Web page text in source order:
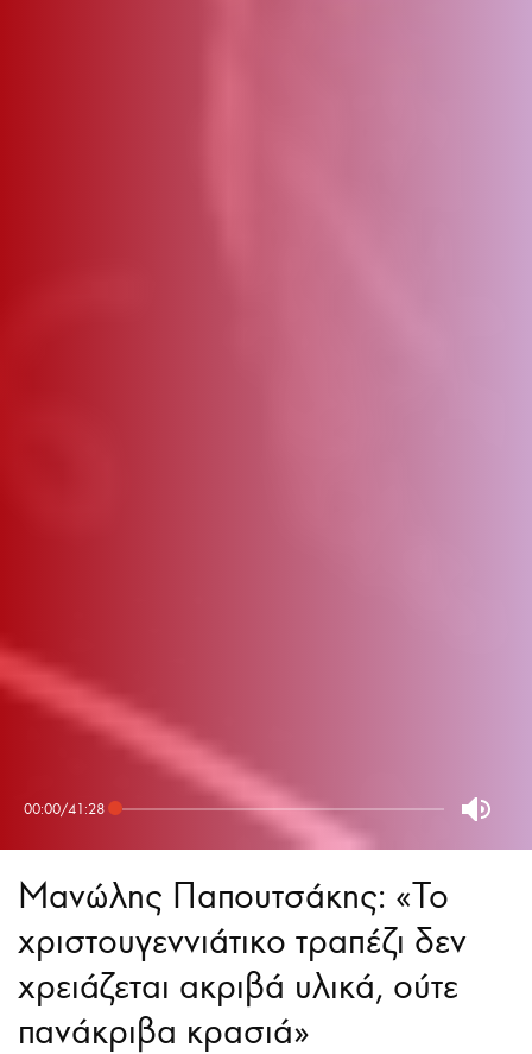
Μανώλης Παπουτσάκης: «Το
χριστουγεννιάτικο τραπέζι δεν
χρειάζεται ακριβά υλικά, ούτε
πανάκριβα κρασιά»
00:00/41:28